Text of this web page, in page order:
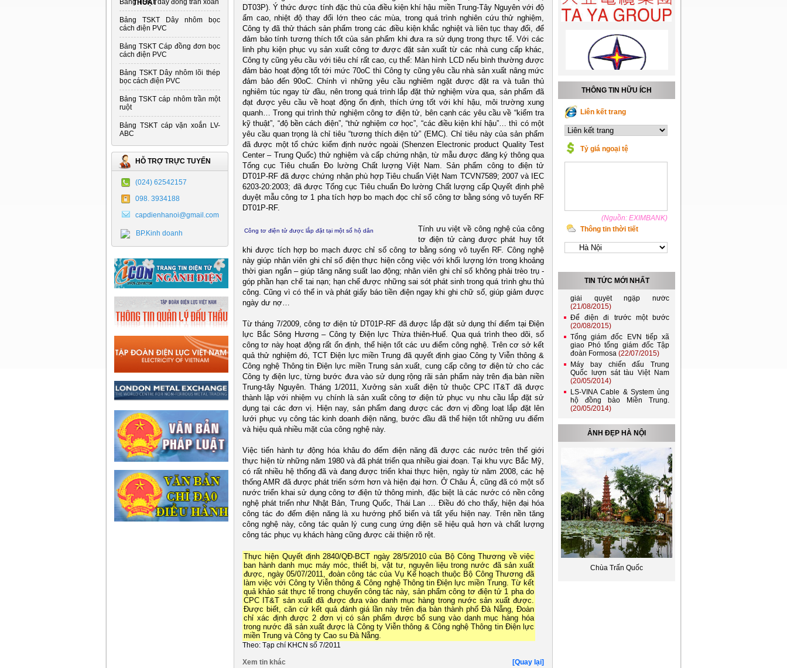
THUẬT
Bảng TSKT dây đồng trần xoắn
Bảng TSKT Dây nhôm bọc
cách điện PVC
Bảng TSKT Cáp đồng đơn bọc
cách điện PVC
Bảng TSKT Dây nhôm lõi thép
bọc cách điện PVC
Bảng TSKT cáp nhôm trần một
ruột
Bảng TSKT cáp vặn xoắn LV-
ABC
HỖ TRỢ TRỰC TUYẾN
(024) 62542157
098. 3934188
capdienhanoi@gmail.com
BP.Kinh doanh
DT03P). Ý thức được tính đặc thù của điều kiện khí hậu miền Trung-Tây Nguyên với độ
ẩm cao, nhiệt độ thay đổi lớn theo các mùa, trong quá trình nghiên cứu thử nghiệm,
Công ty đã thử thách sản phẩm trong các điều kiện khắc nghiệt và liên tục thay đổi, để
đảm bảo tính tương thích tốt của sản phẩm khi đưa ra sử dụng trong thực tế. Với các
linh phụ kiện phục vụ sản xuất công tơ được đặt sản xuất từ các nhà cung cấp khác,
Công ty cũng yêu cầu với tiêu chí rất cao, cụ thể: Màn hình LCD nếu bình thường được
đảm bảo hoạt động tốt tới mức 70oC thì Công ty cũng yêu cầu nhà sản xuất nâng mức
đảm bảo đến 90oC. Chính vì những yêu cầu nghiêm ngặt được đặt ra và tuân thủ
nghiêm túc ngay từ đầu, nên trong quá trình lắp đặt thử nghiệm vừa qua, sản phẩm đã
đạt được yêu cầu về hoạt động ổn định, thích ứng tốt với khí hậu, môi trường xung
quanh… Trong qui trình thử nghiệm công tơ điện tử, bên cạnh các yêu cầu về “kiểm tra
kỹ thuật”, “độ bền cách điện”, “thử nghiệm cơ học”, “các điều kiện khí hậu”… thì có một
yêu cầu quan trọng là chỉ tiêu “tương thích điện tử” (EMC). Chỉ tiêu này của sản phẩm
đã được một tổ chức kiểm định nước ngoài (Shenzen Electronic product Quality Test
Center – Trung Quốc) thử nghiệm và cấp chứng nhận, từ mẫu được đăng ký thông qua
Tổng cục Tiêu chuẩn Đo lường Chất lượng Việt Nam. Sản phẩm công to điện tử
DT01P-RF đã được chứng nhận phù hợp Tiêu chuẩn Việt Nam TCVN7589; 2007 và IEC
6203-20:2003; đã được Tổng cục Tiêu chuẩn Đo lường Chất lượng cấp Quyết định phê
duyệt mẫu công tơ 1 pha tích hợp bo mạch đọc chỉ số công tơ bằng sóng vô tuyến RF
DT01P-RF.
Công tơ điện tử được lắp đặt tại một số hộ dân
Tính ưu việt về công nghệ của công
tơ điện tử càng được phát huy tốt
khi được tích hợp bo mạch được chỉ số công tơ bằng sóng vô tuyến RF. Công nghệ
này giúp nhân viên ghi chỉ số điện thực hiện công việc với khối lượng lớn trong khoảng
thời gian ngắn – giúp tăng năng suất lao động; nhân viên ghi chỉ số không phải trèo trụ -
góp phần hạn chế tai nạn; hạn chế được những sai sót phát sinh trong quá trình ghu thủ
công. Cũng vì có thể in và phát giấy báo tiền điện ngay khi ghi chữ số, giúp giảm được
ngày dư nợ…
Từ tháng 7/2009, công tơ điện tử DT01P-RF đã được lắp đặt sử dụng thí điểm tại Điện
lực Bắc Sông Hương – Công ty Điện lực Thừa thiên-Huế. Qua quá trình theo dõi, số
công tơ này hoạt động rất ổn định, thể hiện tốt các ưu điểm công nghệ. Trên cơ sở kết
quả thử nghiệm đó, TCT Điện lực miền Trung đã quyết định giao Công ty Viễn thông &
Công nghệ Thông tin Điện lực miền Trung sản xuất, cung cấp công tơ điện tử cho các
Công ty điện lực, từng bước đưa vào sử dụng rộng rãi sản phẩm này trên địa bàn niền
Trung-tây Nguyên. Tháng 1/2011, Xưởng sản xuất điện tử thuộc CPC IT&T đã được
thành lập với nhiệm vụ chính là sản xuất công tơ điện tử phục vụ nhu cầu lắp đặt sử
dụng tại các đơn vị. Hiện nay, sản phẩm đang được các đơn vị đồng loạt lắp đặt lên
lưới phục vụ công tác kinh doanh điện năng, bước đầu đã thể hiện tốt những ưu điểm
và hiệu quả nhiều mặt của công nghệ này.
Việc tiến hành tự động hóa khâu đo đếm điện năng đã được các nước trên thế giới
thực hiện từ những năm 1980 và đã phát triển qua nhiều giai đoạn. Tại khu vực Bắc Mỹ,
có rất nhiều hệ thống đã và đang được triển khai thực hiện, ngày từ năm 2008, các hệ
thống AMR đã được phát triển sớm hơn và hiện đại hơn. Ở Châu Á, cũng đã có một số
nước triển khai sử dụng công tơ điện tử thông minh, đặc biệt là các nước có nền công
nghệ phát triển như Nhật Bản, Trung Quốc, Thái Lan … Điều đó cho thấy, hiện đại hóa
công tác đo đếm điện năng là xu hướng phổ biến và tất yếu hiện nay. Trên nền tăng
công nghệ này, công tác quản lý cung cung ứng điện sẽ hiệu quả hơn và chất lượng
công tác phục vụ khách hàng cũng được cải thiện rõ rệt.
Thực hiện Quyết định 2840/QĐ-BCT ngày 28/5/2010 của Bộ Công Thương về việc
ban hành danh mục máy móc, thiết bị, vật tư, nguyên liệu trong nước đã sản xuất
được, ngày 05/07/2011, đoàn công tác của Vụ Kế hoạch thuộc Bộ Công Thương đã
làm việc với Công ty Viễn thông & Công nghệ Thông tin Điện lực miền Trung. Từ kết
quả khảo sát thực tế trong chuyến công tác này, sản phẩm công tơ điện tử 1 pha do
CPC IT&T sản xuất đã được đưa vào danh mục hàng trong nước sản xuất được.
Được biết, căn cứ kết quả đánh giá lần này trên địa bàn thành phố Đà Nẵng, Đoàn
chỉ xác định được 2 đơn vị có sản phẩm được bổ sung vào danh mục hàng hóa
trong nước đã sản xuất được là Công ty Viễn thông & Công nghệ Thông tin Điện lực
miền Trung và Công ty Cao su Đà Nẵng.
Theo: Tạp chí KHCN số 7/2011
Xem tin khác [Quay lại]
THÔNG TIN HỮU ÍCH
Liên kết trang
Tỷ giá ngoại tệ
(Nguồn: EXIMBANK)
Thông tin thời tiết
TIN TỨC MỚI NHẤT
Việt Nam và Lào nên kết nối
lưới điện quốc gia
thành công của Đại hội Đảng
bộ Thành phố Hà Nội lần thứ
XVII(19/10/2020)
Hải: EVN chú trọng khen
(25/08/2015)
Thủ tướng yêu cầu TP HCM
giải quyết ngập nước
(21/08/2015)
Để điện đi trước một bước
(20/08/2015)
Tổng giám đốc EVN tiếp xã
giao Phó tổng giám đốc Tập
đoàn Formosa(22/07/2015)
Máy bay chiến đấu Trung
Quốc lượn sát tàu Việt Nam
(20/05/2014)
LS-VINA Cable & System ủng
hộ đồng bào Miền Trung.
(20/05/2014)
Phương Tây chính thức loại
Việt Nam và Lào nên kết nối
lưới điện quốc gia
Đóng điện đường dây 220kV
Lào Cai - Bảo Thắng, góp
phần đảm bảo điện cho miền
Bắc
(04/10/2022)
EVNHANOI góp phần vào
thành công của Đại hội Đảng
bộ Thành phố Hà Nội lần thứ
XVII(19/10/2020)
Phó Thủ tướng Hoàng Trung
Hải: EVN chú trọng khen
thưởng các tập thể nhỏ và
người lao động trực tiếp
(25/08/2015)
ẢNH ĐẸP HÀ NỘI
Chùa Trấn Quốc
Hoa lộc vừng Hồ Gươm